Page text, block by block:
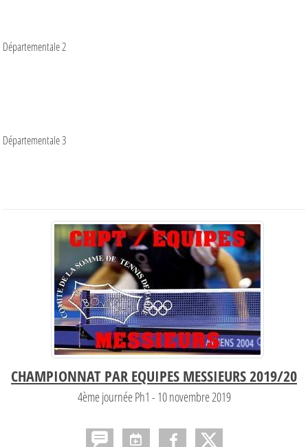
Départementale 2
Départementale 3
CHAMPIONNAT PAR EQUIPES MESSIEURS 2019/20
4ème journée Ph1 - 10 novembre 2019